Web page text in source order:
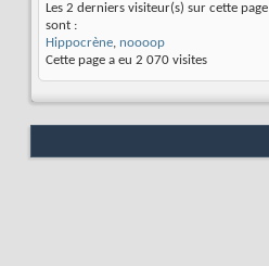
Les 2 derniers visiteur(s) sur cette page
sont :
Hippocrène, noooop
Cette page a eu 2 070 visites